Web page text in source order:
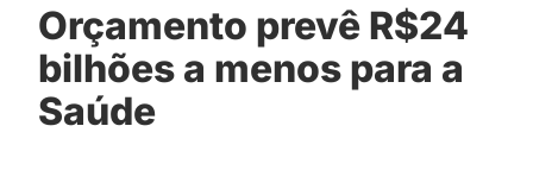
Orçamento prevê R$24
bilhões a menos para a
Saúde